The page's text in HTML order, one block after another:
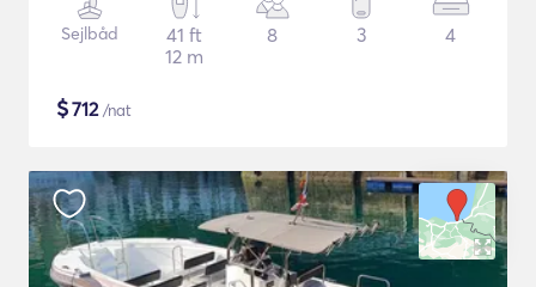
Sejlbåd
41 ft
12 m
8 3 4
$712/nat